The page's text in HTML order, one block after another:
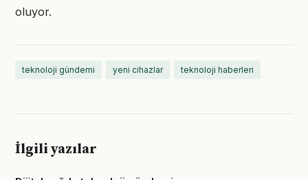
oluyor.
teknoloji gündemi yeni cihazlar teknoloji haberleri
İlgili yazılar